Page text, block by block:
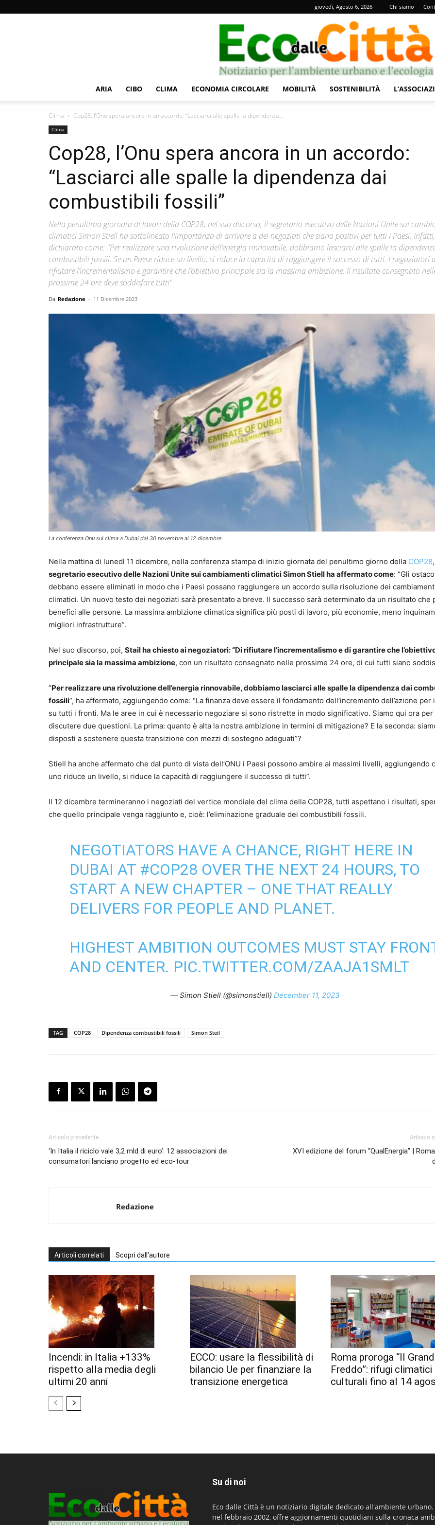
giovedì, Agosto 6, 2026 Chi siamo
Città
ARIA CIBO CLIMA ECONOMIA CIRCOLARE MOBILITÀ SOSTENIBILITÀ
Clima Cop28, l’Onu spera ancora in un accordo: “Lasciarci alle spalle la dipendenza...
Clima
Cop28, l’Onu spera ancora in un accordo:
“Lasciarci alle spalle la dipendenza dai
combustibili fossili”
Nella penultima giornata di lavori della COP28, nel suo discorso, il segretario esecutivo delle Nazioni Unite sui
climatici Simon Stiell ha sottolineato l'importanza di arrivare a dei negoziati che siano positivi per tutti i Paesi.
dichiarato come: "Per realizzare una rivoluzione dell’energia rinnovabile, dobbiamo lasciarci alle spalle la
combustibili fossili. Se un Paese riduce un livello, si riduce la capacità di raggiungere il successo di tutti. I negoziatori
rifiutare l’incrementalismo e garantire che l’obiettivo principale sia la massima ambizione. Il risultato consegnato
prossime 24 ore deve soddisfare tutti"
Da Redazione - 11 Dicembre 2023
La conferenza Onu sul clima a Dubai dal 30 novembre al 12 dicembre
Nella mattina di lunedì 11 dicembre, nella conferenza stampa di inizio giornata del penultimo giorno della COP28
segretario esecutivo delle Nazioni Unite sui cambiamenti climatici Simon Stiell ha affermato come: “Gli
debbano essere eliminati in modo che i Paesi possano raggiungere un accordo sulla risoluzione dei
climatici. Un nuovo testo dei negoziati sarà presentato a breve. Il successo sarà determinato da un risultato che
benefici alle persone. La massima ambizione climatica significa più posti di lavoro, più economie, meno
migliori infrastrutture”.
Nel suo discorso, poi, Stail ha chiesto ai negoziatori: “Di rifiutare l’incrementalismo e di garantire che
principale sia la massima ambizione, con un risultato consegnato nelle prossime 24 ore, di cui tutti siano
“Per realizzare una rivoluzione dell’energia rinnovabile, dobbiamo lasciarci alle spalle la dipendenza dai
fossili”, ha affermato, aggiungendo come: “La finanza deve essere il fondamento dell’incremento dell’azione per
su tutti i fronti. Ma le aree in cui è necessario negoziare si sono ristrette in modo significativo. Siamo qui ora per
discutere due questioni. La prima: quanto è alta la nostra ambizione in termini di mitigazione? E la seconda:
disposti a sostenere questa transizione con mezzi di sostegno adeguati”?
Stiell ha anche affermato che dal punto di vista dell’ONU i Paesi possono ambire ai massimi livelli, aggiungendo
uno riduce un livello, si riduce la capacità di raggiungere il successo di tutti”.
Il 12 dicembre termineranno i negoziati del vertice mondiale del clima della COP28, tutti aspettano i risultati,
che quello principale venga raggiunto e, cioè: l’eliminazione graduale dei combustibili fossili.
NEGOTIATORS HAVE A CHANCE, RIGHT HERE IN
DUBAI AT #COP28 OVER THE NEXT 24 HOURS, TO
START A NEW CHAPTER – ONE THAT REALLY
DELIVERS FOR PEOPLE AND PLANET.
HIGHEST AMBITION OUTCOMES MUST STAY
AND CENTER. PIC.TWITTER.COM/ZAAJA1SMLT
— Simon Stiell (@simonstiell) December 11, 2023
TAG COP28 Dipendenza combustibili fossili Simon Steil
Articolo precedente
‘In Italia il riciclo vale 3,2 mld di euro’: 12 associazioni dei
consumatori lanciano progetto ed eco-tour
Articolo
XVI edizione del forum “QualEnergia” |
Redazione
Articoli correlati Scopri dall'autore
Incendi: in Italia +133%
rispetto alla media degli
ultimi 20 anni
ECCO: usare la flessibilità di
bilancio Ue per finanziare la
transizione energetica
Roma proroga “Il
Freddo”: rifugi climatici
culturali fino al 14
Su di noi
Eco dalle Città è un notiziario digitale dedicato all'ambiente
nel febbraio 2002, offre aggiornamenti quotidiani sulla cronaca